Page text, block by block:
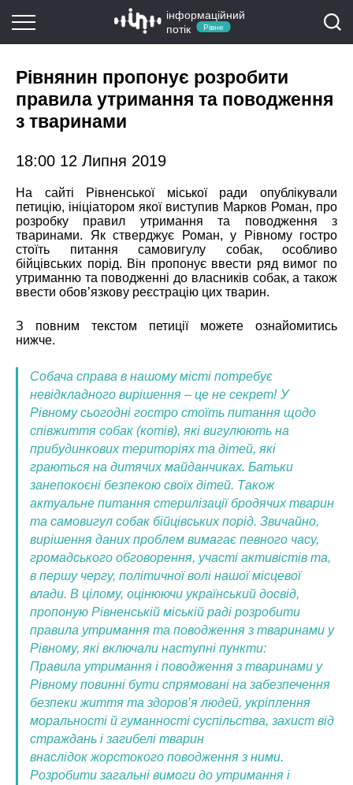
інформаційний
потік
Рівне
Рівнянин пропонує розробити
правила утримання та поводження
з тваринами
18:00 12 Липня 2019
На сайті Рівненської міської ради опублікували
петицію, ініціатором якої виступив Марков Роман, про
розробку правил утримання та поводження з
тваринами. Як стверджує Роман, у Рівному гостро
стоїть питання самовигулу собак, особливо
бійцівських порід. Він пропонує ввести ряд вимог по
утриманню та поводженні до власників собак, а також
ввести обов’язкову реєстрацію цих тварин.
З повним текстом петиції можете ознайомитись
нижче.
Собача справа в нашому місті потребує
невідкладного вирішення – це не секрет! У
Рівному сьогодні гостро стоїть питання щодо
співжиття собак (котів), які вигулюють на
прибудинкових територіях та дітей, які
граються на дитячих майданчиках. Батьки
занепокоєні безпекою своїх дітей. Також
актуальне питання стерилізації бродячих тварин
та самовигул собак бійцівських порід. Звичайно,
вирішення даних проблем вимагає певного часу,
громадського обговорення, участі активістів та,
в першу чергу, політичної волі нашої місцевої
влади. В цілому, оцінюючи український досвід,
пропоную Рівненській міській раді розробити
правила утримання та поводження з тваринами у
Рівному, які включали наступні пункти:
Правила утримання і поводження з тваринами у
Рівному повинні бути спрямовані на забезпечення
безпеки життя та здоров’я людей, укріплення
моральності й гуманності суспільства, захист від
страждань і загибелі тварин
внаслідок жорстокого поводження з ними.
Розробити загальні вимоги до утримання і